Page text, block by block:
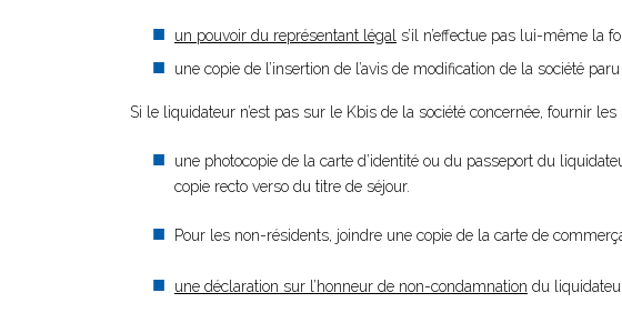
un pouvoir du représentant légal s’il n’effectue pas lui-même la
une copie de l’insertion de l’avis de modification de la société
Si le liquidateur n’est pas sur le Kbis de la société concernée, fournir les
une photocopie de la carte d’identité ou du passeport du
copie recto verso du titre de séjour.
Pour les non-résidents, joindre une copie de la carte de
une déclaration sur l’honneur de non-condamnation du